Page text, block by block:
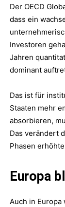
Der OECD
dass ein
Investoren
Jahren
dominant
Das ist für
Staaten mehr
absorbieren,
Das verändert
Phasen
Europa
Auch in Europa